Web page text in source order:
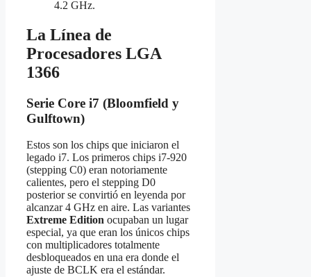
4.2 GHz.
La Línea de
Procesadores LGA
1366
Serie Core i7 (Bloomfield y
Gulftown)
Estos son los chips que iniciaron el
legado i7. Los primeros chips i7-920
(stepping C0) eran notoriamente
calientes, pero el stepping D0
posterior se convirtió en leyenda por
alcanzar 4 GHz en aire. Las variantes
Extreme Edition ocupaban un lugar
especial, ya que eran los únicos chips
con multiplicadores totalmente
desbloqueados en una era donde el
ajuste de BCLK era el estándar.